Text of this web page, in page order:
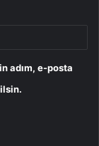
adım, e-posta